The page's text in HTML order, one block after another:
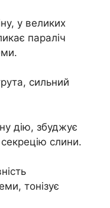
у великих
параліч
сильний
дію, збуджує
слини.
тонізує